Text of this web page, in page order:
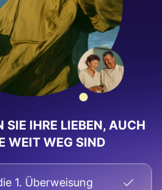
SIE IHRE LIEBEN, AUCH
WEIT WEG SIND
1. Überweisung